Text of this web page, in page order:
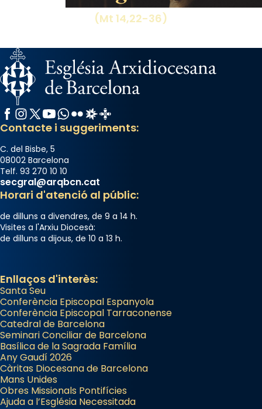
(Mt 14,22-36)
Facebook
Instagram
X / Twitter
YouTube
WhatsApp
FlickrRadio Estel
Catalunya Cristiana
Contacte i suggeriments:
C. del Bisbe, 5
08002 Barcelona
Telf. 93 270 10 10
secgral@arqbcn.cat
Horari d'atenció al públic:
de dilluns a divendres, de 9 a 14 h.
Visites a l'Arxiu Diocesà:
de dilluns a dijous, de 10 a 13 h.
Enllaços d'interès:
Santa Seu
Conferència Episcopal Espanyola
Conferència Episcopal Tarraconense
Catedral de Barcelona
Seminari Conciliar de Barcelona
Basílica de la Sagrada Família
Any Gaudí 2026
Càritas Diocesana de Barcelona
Mans Unides
Obres Missionals Pontifícies
Ajuda a l’Església Necessitada